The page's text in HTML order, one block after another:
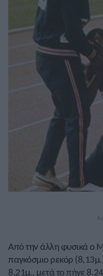
Από την άλλη φυσικά ο
παγκόσμιο ρεκόρ
8,21μ., μετά το πήγε